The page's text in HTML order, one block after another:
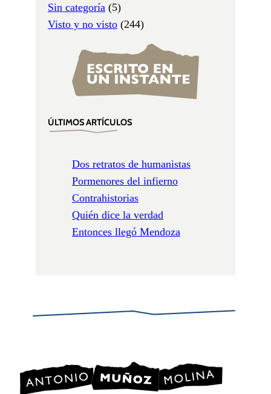
Sin categoría (5)
Visto y no visto (244)
ÚLTIMOS ARTÍCULOS
Dos retratos de humanistas
Pormenores del infierno
Contrahistorias
Quién dice la verdad
Entonces llegó Mendoza